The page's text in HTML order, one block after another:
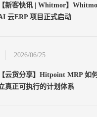
【新客快讯 | Whitmor】
云ERP 项目正式启动
2026/06/25
【云货分享】Hitpoint MRP 如
真正可执行的计划体系